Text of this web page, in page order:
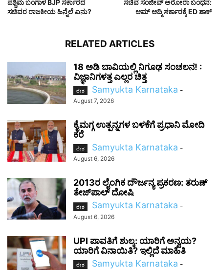
ಪಶ್ಚಿಮ ಬಂಗಾಳ BJP ಸರ್ಕಾರದ
ಸಚಿವರ ರಾಜಕೀಯ ಹಿನ್ನೆಲೆ ಏನು?
ಸಚಿವ ಸಂಜೀವ್ ಅರೋರಾ ಬಂಧನ:
ಆಮ್ ಆದ್ಮಿ ಸರ್ಕಾರಕ್ಕೆ ED ಶಾಕ್
RELATED ARTICLES
18 ಅಡಿ ಬಾವಿಯಲ್ಲಿ ನಿಗೂಢ ಸಂಚಲನ! :
ವಿಜ್ಞಾನಿಗಳತ್ತ ಎಲ್ಲರ ಚಿತ್ತ
ದೇಶ Samyukta Karnataka -
August 7, 2026
ಕೈಮಗ್ಗ ಉತ್ಪನ್ನಗಳ ಬಳಕೆಗೆ ಪ್ರಧಾನಿ ಮೋದಿ
ಕರೆ
ದೇಶ Samyukta Karnataka -
August 6, 2026
2013ರ ಲೈಂಗಿಕ ದೌರ್ಜನ್ಯ ಪ್ರಕರಣ: ತರುಣ್
ತೇಜ್‌ಪಾಲ್ ದೋಷಿ
ದೇಶ Samyukta Karnataka -
August 6, 2026
UPI ಪಾವತಿಗೆ ಶುಲ್ಕ: ಯಾರಿಗೆ ಅನ್ವಯ?
ಯಾರಿಗೆ ವಿನಾಯಿತಿ? ಇಲ್ಲಿದೆ ಮಾಹಿತಿ
ದೇಶ Samyukta Karnataka -